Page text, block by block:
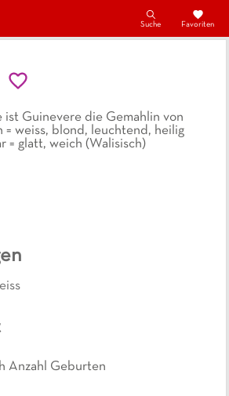
Suche Favoriten
ist Guinevere die Gemahlin von
= weiss, blond, leuchtend, heilig
= glatt, weich (Walisisch)
Anzahl Geburten